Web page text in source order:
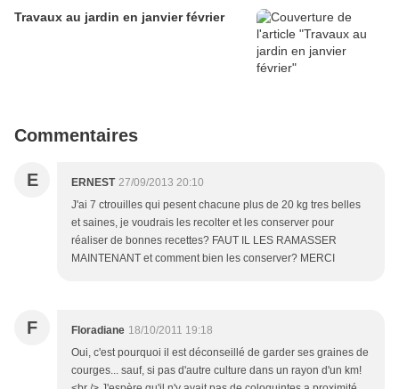
Travaux au jardin en janvier février
Commentaires
E ERNEST 27/09/2013 20:10
J'ai 7 ctrouilles qui pesent chacune plus de 20 kg tres belles
et saines, je voudrais les recolter et les conserver pour
réaliser de bonnes recettes? FAUT IL LES RAMASSER
MAINTENANT et comment bien les conserver? MERCI
F Floradiane 18/10/2011 19:18
Oui, c'est pourquoi il est déconseillé de garder ses graines de
courges... sauf, si pas d'autre culture dans un rayon d'un km!